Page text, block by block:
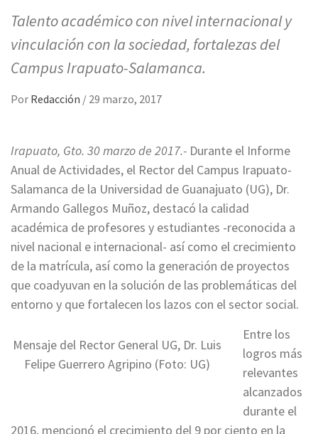
Talento académico con nivel internacional y
vinculación con la sociedad, fortalezas del
Campus Irapuato-Salamanca.
Por Redacción / 29 marzo, 2017
Irapuato, Gto. 30 marzo de 2017.- Durante el Informe
Anual de Actividades, el Rector del Campus Irapuato-
Salamanca de la Universidad de Guanajuato (UG), Dr.
Armando Gallegos Muñoz, destacó la calidad
académica de profesores y estudiantes -reconocida a
nivel nacional e internacional- así como el crecimiento
de la matrícula, así como la generación de proyectos
que coadyuvan en la solución de las problemáticas del
entorno y que fortalecen los lazos con el sector social.
Mensaje del Rector General UG, Dr. Luis
Felipe Guerrero Agripino (Foto: UG)
Entre los
logros más
relevantes
alcanzados
durante el
2016, mencionó el crecimiento del 9 por ciento en la